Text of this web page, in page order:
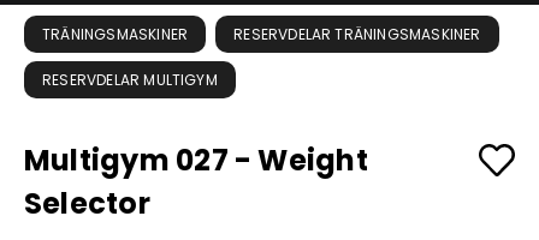
TRÄNINGSMASKINER RESERVDELAR TRÄNINGSMASKINER
RESERVDELAR MULTIGYM
Multigym 027 - Weight
Selector